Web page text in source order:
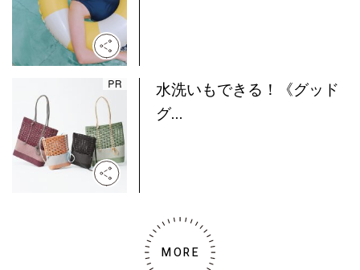
水洗いもできる！《グッド
グ...
MORE